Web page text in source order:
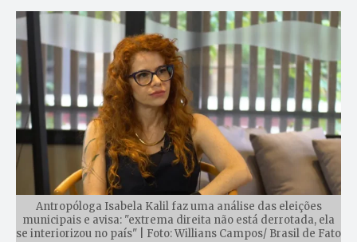
Antropóloga Isabela Kalil faz uma análise das eleições
municipais e avisa: "extrema direita não está derrotada, ela
se interiorizou no país" | Foto: Willians Campos/ Brasil de Fato